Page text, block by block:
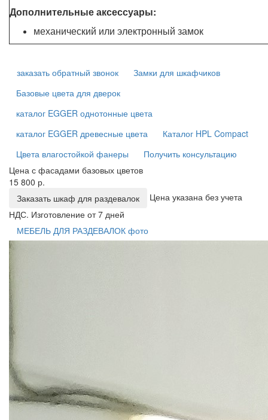
Дополнительные аксессуары:
механический или электронный замок
заказать обратный звонок
Замки для шкафчиков
Базовые цвета для дверок
каталог EGGER однотонные цвета
каталог EGGER древесные цвета
Каталог HPL Compact
Цвета влагостойкой фанеры
Получить консультацию
Цена с фасадами базовых цветов
15 800 р.
Заказать шкаф для раздевалок
Цена указана без учета
НДС. Изготовление от 7 дней
МЕБЕЛЬ ДЛЯ РАЗДЕВАЛОК фото